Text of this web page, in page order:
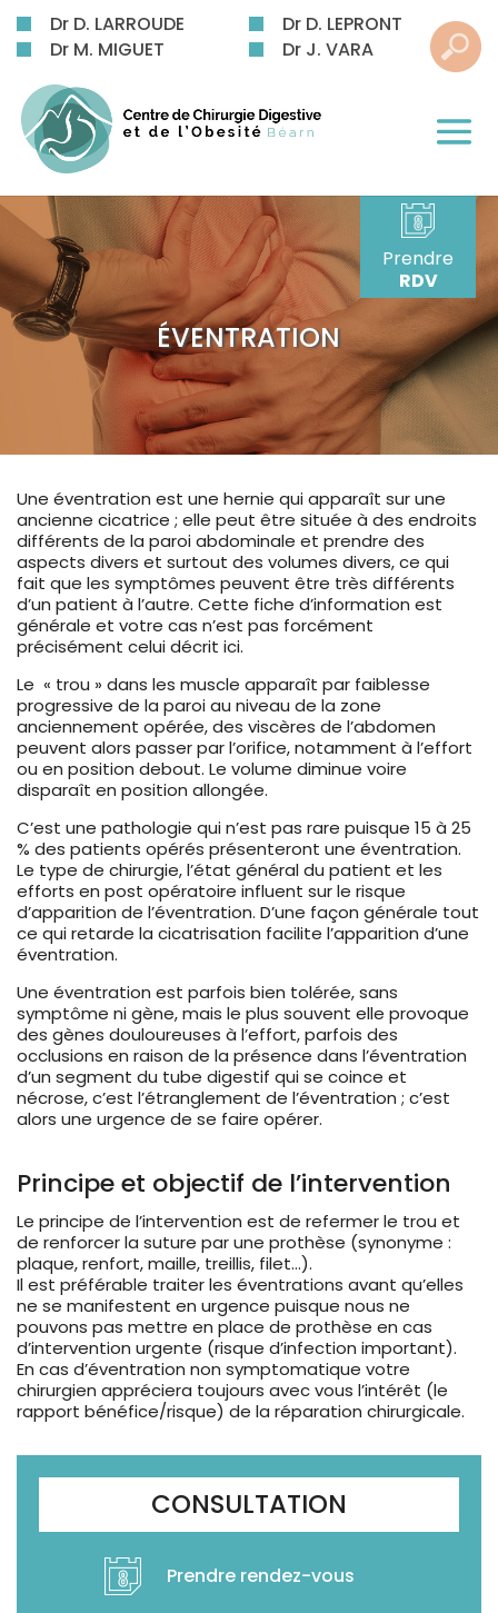
Dr D. LARROUDE
Dr D. LEPRONT
Dr M. MIGUET
Dr J. VARA
Prendre
RDV
ÉVENTRATION
Une éventration est une hernie qui apparaît sur une
ancienne cicatrice ; elle peut être située à des endroits
différents de la paroi abdominale et prendre des
aspects divers et surtout des volumes divers, ce qui
fait que les symptômes peuvent être très différents
d’un patient à l’autre. Cette fiche d’information est
générale et votre cas n’est pas forcément
précisément celui décrit ici.
Le « trou » dans les muscle apparaît par faiblesse
progressive de la paroi au niveau de la zone
anciennement opérée, des viscères de l’abdomen
peuvent alors passer par l’orifice, notamment à l’effort
ou en position debout. Le volume diminue voire
disparaît en position allongée.
C’est une pathologie qui n’est pas rare puisque 15 à 25
% des patients opérés présenteront une éventration.
Le type de chirurgie, l’état général du patient et les
efforts en post opératoire influent sur le risque
d’apparition de l’éventration. D’une façon générale tout
ce qui retarde la cicatrisation facilite l’apparition d’une
éventration.
Une éventration est parfois bien tolérée, sans
symptôme ni gène, mais le plus souvent elle provoque
des gènes douloureuses à l’effort, parfois des
occlusions en raison de la présence dans l’éventration
d’un segment du tube digestif qui se coince et
nécrose, c’est l’étranglement de l’éventration ; c’est
alors une urgence de se faire opérer.
Principe et objectif de l’intervention
Le principe de l’intervention est de refermer le trou et
de renforcer la suture par une prothèse (synonyme :
plaque, renfort, maille, treillis, filet…).
Il est préférable traiter les éventrations avant qu’elles
ne se manifestent en urgence puisque nous ne
pouvons pas mettre en place de prothèse en cas
d’intervention urgente (risque d’infection important).
En cas d’éventration non symptomatique votre
chirurgien appréciera toujours avec vous l’intérêt (le
rapport bénéfice/risque) de la réparation chirurgicale.
CONSULTATION
Prendre rendez-vous